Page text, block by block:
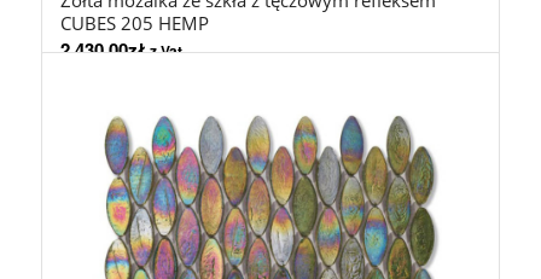
CUBES 205 HEMP
2.430,00zł z Vat